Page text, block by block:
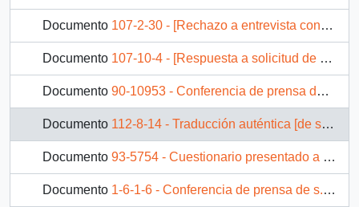
Documento 107-2-30 - [Rechazo a entrevista con la revista Apsi]
Documento 107-10-4 - [Respuesta a solicitud de Entrevista Revista Análisis]
Documento 90-10953 - Conferencia de prensa de S.E. el Presidente de la República, don Patricio Aylwin Azócar, al finalizar su visita a la I Región de Tarapacá
Documento 112-8-14 - Traducción auténtica [de solicitud de apoyo en la Conferencia de las Naciones Unidas sobre el Medio Ambiente y Desarrollo (UNCED)]
Documento 93-5754 - Cuestionario presentado a S.E. el Presidente de la República, por la televisión de Finlandia
Documento 1-6-1-6 - Conferencia de prensa de s.e. el presidente de la república, D. Patricio Aylwin Azócar, en Wellington.